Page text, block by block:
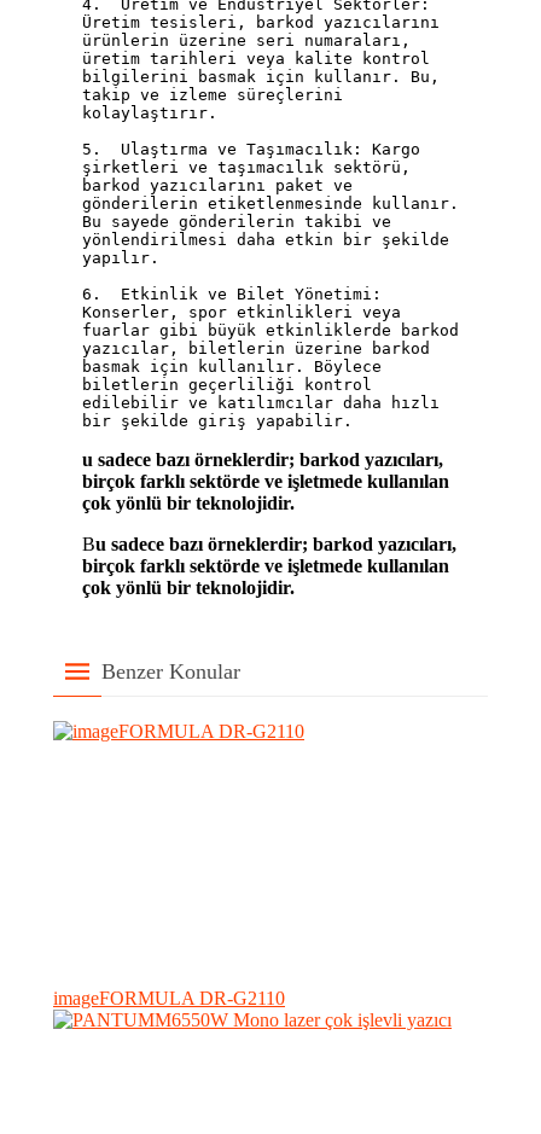
4.  Üretim ve Endüstriyel Sektörler:
Üretim tesisleri, barkod yazıcılarını
ürünlerin üzerine seri numaraları,
üretim tarihleri veya kalite kontrol
bilgilerini basmak için kullanır. Bu,
takip ve izleme süreçlerini
kolaylaştırır.
5.  Ulaştırma ve Taşımacılık: Kargo
şirketleri ve taşımacılık sektörü,
barkod yazıcılarını paket ve
gönderilerin etiketlenmesinde kullanır.
Bu sayede gönderilerin takibi ve
yönlendirilmesi daha etkin bir şekilde
yapılır.
6.  Etkinlik ve Bilet Yönetimi:
Konserler, spor etkinlikleri veya
fuarlar gibi büyük etkinliklerde barkod
yazıcılar, biletlerin üzerine barkod
basmak için kullanılır. Böylece
biletlerin geçerliliği kontrol
edilebilir ve katılımcılar daha hızlı
bir şekilde giriş yapabilir.
u sadece bazı örneklerdir; barkod yazıcıları,
birçok farklı sektörde ve işletmede kullanılan
çok yönlü bir teknolojidir.
Bu sadece bazı örneklerdir; barkod yazıcıları,
birçok farklı sektörde ve işletmede kullanılan
çok yönlü bir teknolojidir.
Benzer Konular
imageFORMULA DR-G2110